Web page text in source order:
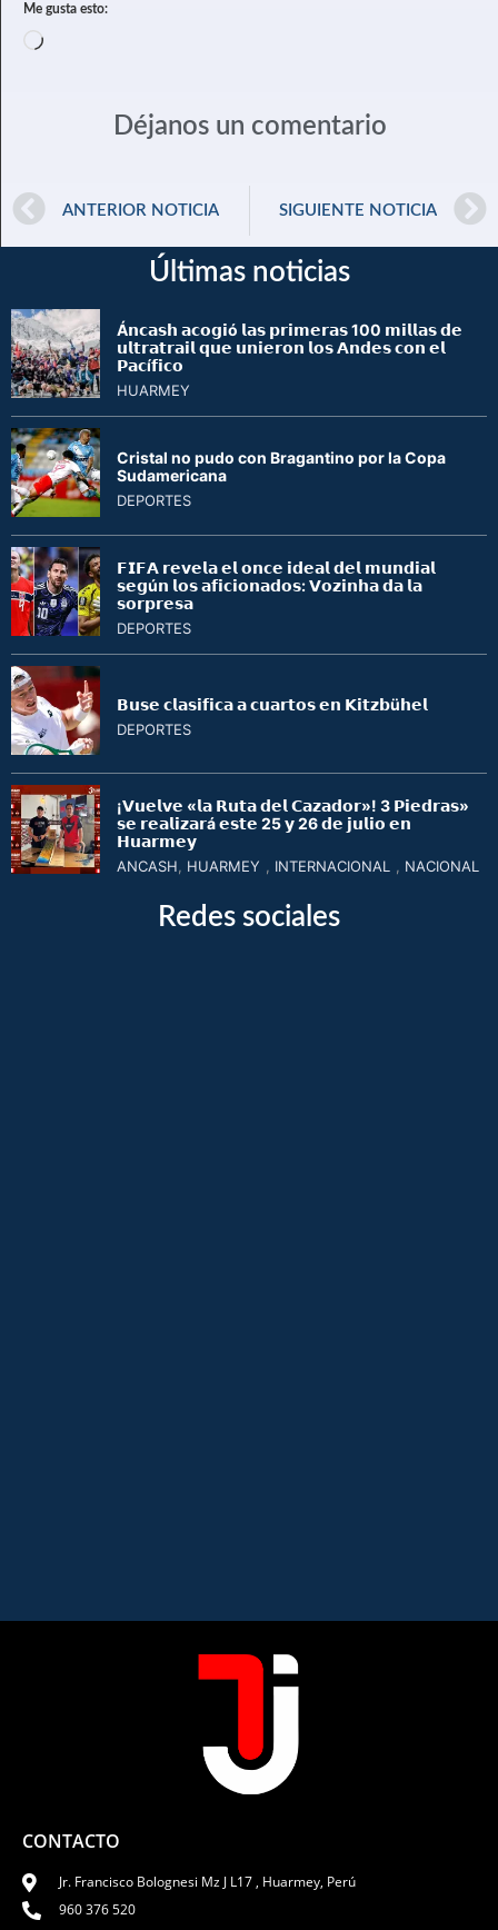
Me gusta esto:
Déjanos un comentario
ANTERIOR NOTICIA SIGUIENTE NOTICIA
Últimas noticias
Á𝗻𝗰𝗮𝘀𝗵 𝗮𝗰𝗼𝗴𝗶ó 𝗹𝗮𝘀 𝗽𝗿𝗶𝗺𝗲𝗿𝗮𝘀 100 𝗺𝗶𝗹𝗹𝗮𝘀 𝗱𝗲
𝘂𝗹𝘁𝗿𝗮𝘁𝗿𝗮𝗶𝗹 𝗾𝘂𝗲 𝘂𝗻𝗶𝗲𝗿𝗼𝗻 𝗹𝗼𝘀 𝗔𝗻𝗱𝗲𝘀 𝗰𝗼𝗻 𝗲𝗹
𝗣𝗮𝗰í𝗳𝗶𝗰𝗼
HUARMEY
Cristal no pudo con Bragantino por la Copa
Sudamericana
DEPORTES
𝗙𝗜𝗙𝗔 𝗿𝗲𝘃𝗲𝗹𝗮 𝗲𝗹 𝗼𝗻𝗰𝗲 𝗶𝗱𝗲𝗮𝗹 𝗱𝗲𝗹 𝗺𝘂𝗻𝗱𝗶𝗮𝗹
𝘀𝗲𝗴ú𝗻 𝗹𝗼𝘀 𝗮𝗳𝗶𝗰𝗶𝗼𝗻𝗮𝗱𝗼𝘀: 𝗩𝗼𝘇𝗶𝗻𝗵𝗮 𝗱𝗮 𝗹𝗮
𝘀𝗼𝗿𝗽𝗿𝗲𝘀𝗮
DEPORTES
𝗕𝘂𝘀𝗲 𝗰𝗹𝗮𝘀𝗶𝗳𝗶𝗰𝗮 𝗮 𝗰𝘂𝗮𝗿𝘁𝗼𝘀 𝗲𝗻 𝗞𝗶𝘁𝘇𝗯ü𝗵𝗲𝗹
DEPORTES
¡𝗩𝘂𝗲𝗹𝘃𝗲 «𝗹𝗮 𝗥𝘂𝘁𝗮 𝗱𝗲𝗹 𝗖𝗮𝘇𝗮𝗱𝗼𝗿»! 3 𝗣𝗶𝗲𝗱𝗿𝗮𝘀»
𝘀𝗲 𝗿𝗲𝗮𝗹𝗶𝘇𝗮𝗿á 𝗲𝘀𝘁𝗲 25 𝘆 26 𝗱𝗲 𝗷𝘂𝗹𝗶𝗼 𝗲𝗻
𝗛𝘂𝗮𝗿𝗺𝗲𝘆
ANCASH HUARMEY INTERNACIONAL NACIONAL
Redes sociales
CONTACTO
Jr. Francisco Bolognesi Mz J L17 , Huarmey, Perú
960 376 520